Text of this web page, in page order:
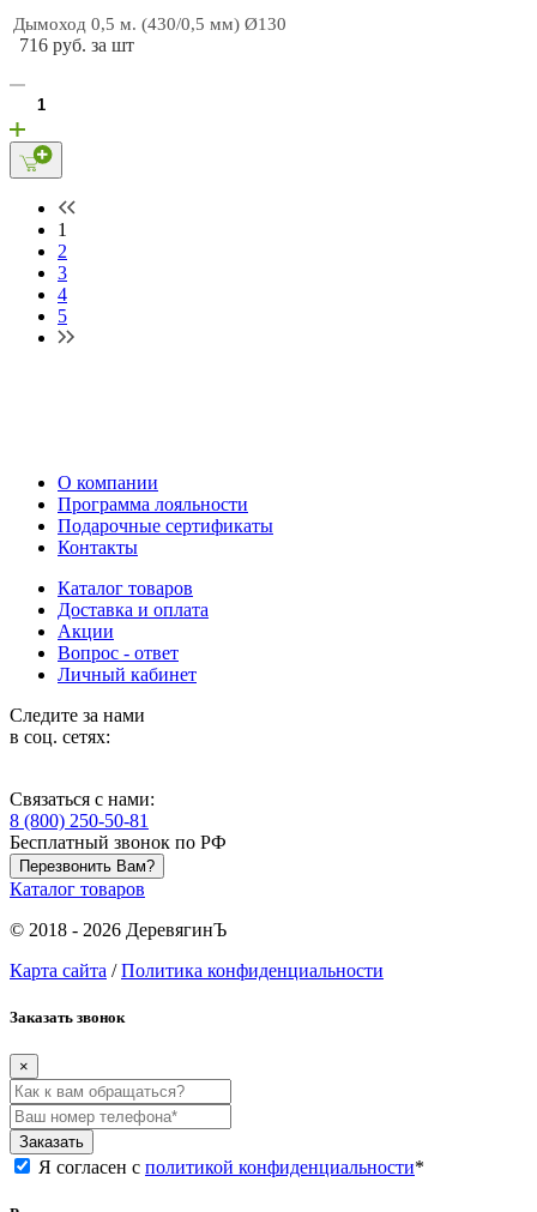
Дымоход 0,5 м. (430/0,5 мм) Ø130
716 руб. за шт
1
2
3
4
5
О компании
Программа лояльности
Подарочные сертификаты
Контакты
Каталог товаров
Доставка и оплата
Акции
Вопрос - ответ
Личный кабинет
Следите за нами
в соц. сетях:
Связаться с нами:
8 (800) 250-50-81
Бесплатный звонок по РФ
Перезвонить Вам?
Каталог товаров
© 2018 - 2026 ДеревягинЪ
Карта сайта /Политика конфиденциальности
Заказать звонок
×
Заказать
Я согласен с политикой конфиденциальности*